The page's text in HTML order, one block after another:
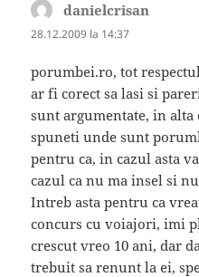
danielcrisan
28.12.2009 la 14:37
porumbei.ro, tot
ar fi corect sa lasi si
sunt argumentate, in
spuneti unde sunt
pentru ca, in cazul asta
cazul ca nu ma insel si
Intreb asta pentru ca
concurs cu voiajori, imi
crescut vreo 10 ani, dar
trebuit sa renunt la ei,